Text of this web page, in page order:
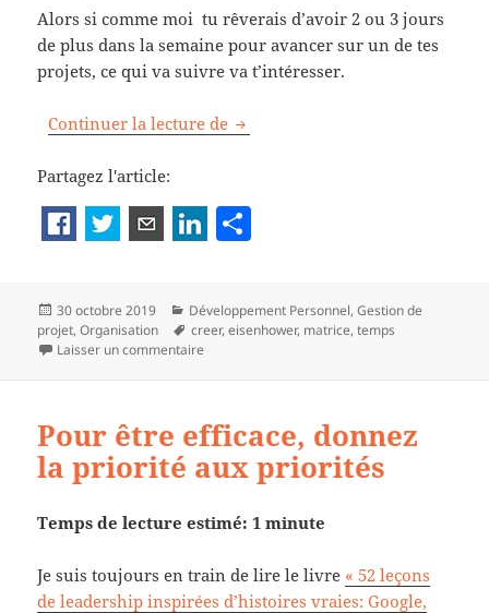
Alors si comme moi tu rêverais d’avoir 2 ou 3 jours
de plus dans la semaine pour avancer sur un de tes
projets, ce qui va suivre va t’intéresser.
Continuer la lecture de Créer toi du temps avec la
Partagez l'article:
a
Publié
le
30 octobre 2019 Catégories
Développement Personnel,Gestion de
projet,Organisation
Mots-
clés
creer,eisenhower, matrice,temps
Laisser un commentaire
Pour être efficace, donnez
la priorité aux priorités
Temps de lecture estimé: 1 minute
Je suis toujours en train de lire le livre « 52 leçons
de leadership inspirées d’histoires vraies: Google,